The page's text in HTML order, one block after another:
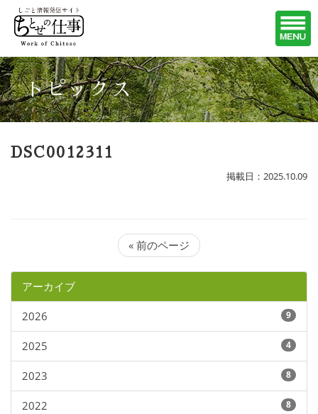
トピックス
DSC0012311
掲載日：2025.10.09
« 前のページ
アーカイブ
2026 9
2025 4
2023 8
2022 8